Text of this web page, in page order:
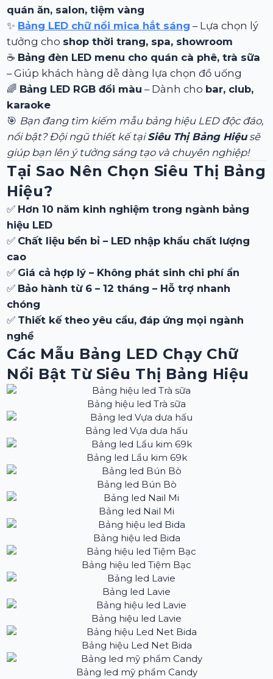
quán ăn, salon, tiệm vàng
✨ Bảng LED chữ nổi mica hắt sáng – Lựa chọn lý
tưởng cho shop thời trang, spa, showroom
☕ Bảng đèn LED menu cho quán cà phê, trà sữa
– Giúp khách hàng dễ dàng lựa chọn đồ uống
🌈 Bảng LED RGB đổi màu – Dành cho bar, club,
karaoke
🎯 Bạn đang tìm kiếm mẫu bảng hiệu LED độc đáo,
nổi bật? Đội ngũ thiết kế tạiSiêu Thị Bảng Hiệusẽ
giúp bạn lên ý tưởng sáng tạo và chuyên nghiệp!
Tại Sao Nên Chọn Siêu Thị Bảng
Hiệu?
✅ Hơn 10 năm kinh nghiệm trong ngành bảng
hiệu LED
✅ Chất liệu bền bỉ – LED nhập khẩu chất lượng
cao
✅ Giá cả hợp lý – Không phát sinh chi phí ẩn
✅ Bảo hành từ 6 – 12 tháng – Hỗ trợ nhanh
chóng
✅ Thiết kế theo yêu cầu, đáp ứng mọi ngành
nghề
Các Mẫu Bảng LED Chạy Chữ
Nổi Bật Từ Siêu Thị Bảng Hiệu
Bảng hiệu led Trà sữa
Bảng led Vựa dưa hấu
Bảng led Lẩu kim 69k
Bảng led Bún Bò
Bảng led Nail Mi
Bảng hiệu led Bida
Bảng hiệu led Tiệm Bạc
Bảng led Lavie
Bảng hiệu led Lavie
Bảng hiệu Led Net Bida
Bảng led mỹ phẩm Candy